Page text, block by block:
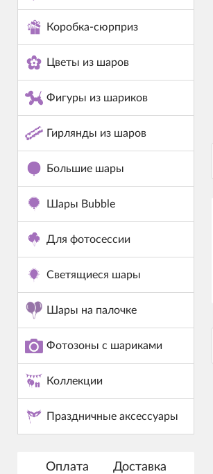
Коробка-сюрприз
Цветы из шаров
Фигуры из шариков
Гирлянды из шаров
Большие шары
Шары Bubble
Для фотосессии
Светящиеся шары
Шары на палочке
Фотозоны с шариками
Коллекции
Праздничные аксессуары
Оплата Доставка